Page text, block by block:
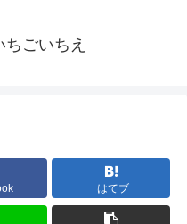
ごいちえ
はてブ